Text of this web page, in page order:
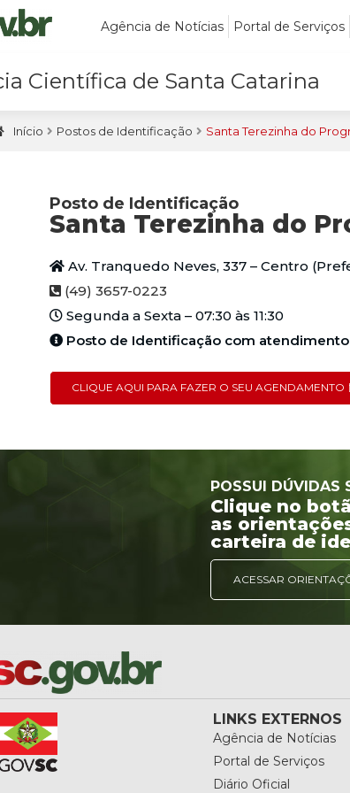
Agência de Notícias Portal de Serviços
Científica de Santa Catarina
Início Postos de Identificação Santa Terezinha do
Posto de Identificação
Santa Terezinha do
Av. Tranquedo Neves, 337 – Centro
(49) 3657-0223
Segunda a Sexta – 07:30 às 11:30
Posto de Identificação com atendimento
CLIQUE AQUI PARA FAZER O SEU AGENDAMENTO
POSSUI DÚVIDAS
Clique no
as
carteira de
ACESSAR
LINKS EXTERNOS
Agência de Notícias
Portal de Serviços
Diário Oficial